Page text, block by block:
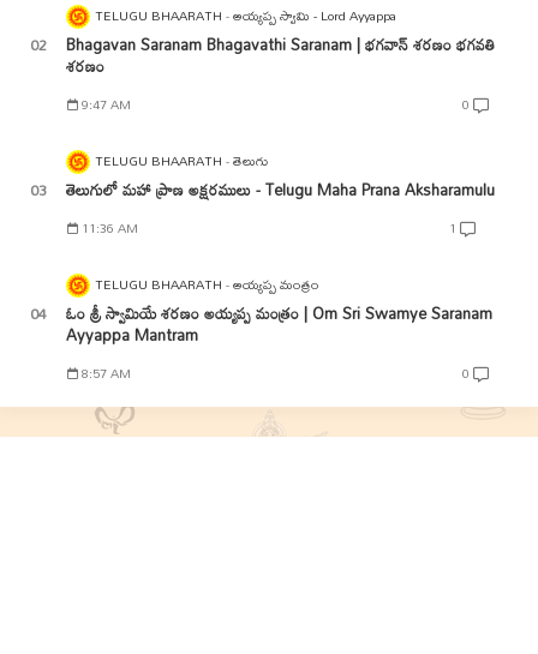
TELUGU BHAARATH అయ్యప్ప స్వామి - Lord Ayyappa
Bhagavan Saranam Bhagavathi Saranam | భగవాన్ శరణం భగవతి
శరణం
9:47 AM 0
TELUGU BHAARATH తెలుగు
తెలుగులో మహా ప్రాణ అక్షరములు - Telugu Maha Prana Aksharamulu
11:36 AM 1
TELUGU BHAARATH అయ్యప్ప మంత్రం
ఓం శ్రీ స్వామియే శరణం అయ్యప్ప మంత్రం | Om Sri Swamye Saranam
Ayyappa Mantram
8:57 AM 0